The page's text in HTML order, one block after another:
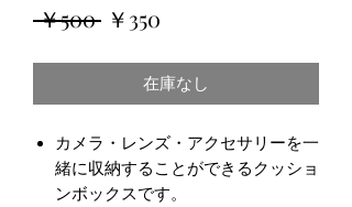
￥500 通￥350
ル
格
在庫なし
カメラ・レンズ・アクセサリーを一
緒に収納することができるクッショ
ンボックスです。